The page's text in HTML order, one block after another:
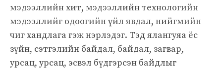
мэдээллийн хит, мэдээллийн технологийн
мэдээллийг одоогийн үйл явдал, нийгмийн
чиг хандлага гэж нэрлэдэг. Тэд ялангуяа ёс
зүйн, сэтгэлийн байдал, байдал, загвар,
урсац, урсац, эсвэл бүдгэрсэн байдлыг